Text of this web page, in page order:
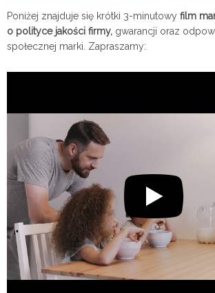
Poniżej znajduje się krótki 3-minutowy film
o polityce jakości firmy, gwarancji oraz
społecznej marki. Zapraszamy: